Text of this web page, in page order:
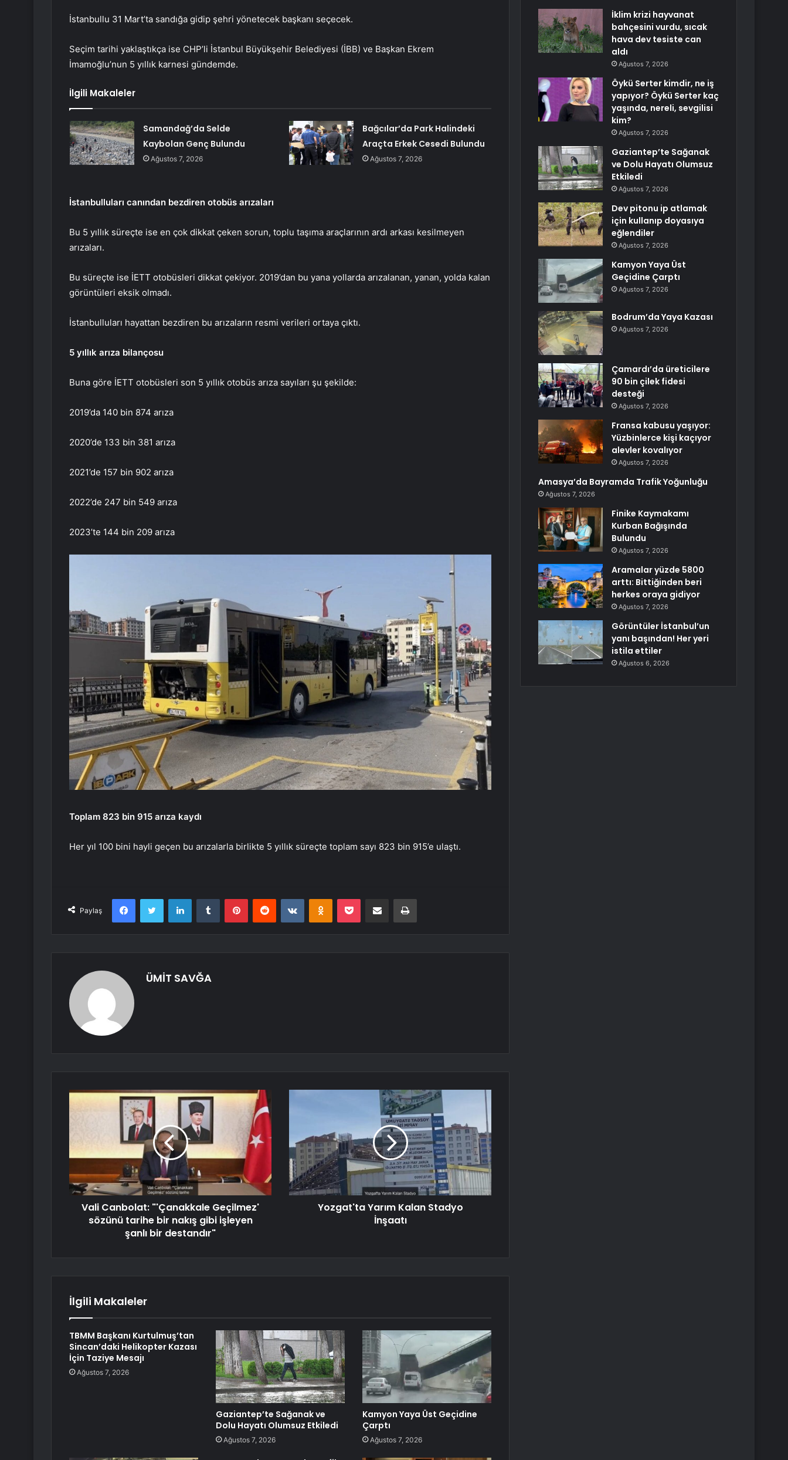
İstanbullu 31 Mart’ta sandığa gidip şehri yönetecek başkanı seçecek.
Seçim tarihi yaklaştıkça ise CHP’li İstanbul Büyükşehir Belediyesi (İBB) ve Başkan Ekrem
İmamoğlu’nun 5 yıllık karnesi gündemde.
İlgili Makaleler
Samandağ’da Selde
Kaybolan Genç Bulundu
Ağustos 7, 2026
Bağcılar’da Park Halindeki
Araçta Erkek Cesedi Bulundu
Ağustos 7, 2026
İstanbulluları canından bezdiren otobüs arızaları
Bu 5 yıllık süreçte ise en çok dikkat çeken sorun, toplu taşıma araçlarının ardı arkası kesilmeyen
arızaları.
Bu süreçte ise İETT otobüsleri dikkat çekiyor. 2019’dan bu yana yollarda arızalanan, yanan, yolda kalan
görüntüleri eksik olmadı.
İstanbulluları hayattan bezdiren bu arızaların resmi verileri ortaya çıktı.
5 yıllık arıza bilançosu
Buna göre İETT otobüsleri son 5 yıllık otobüs arıza sayıları şu şekilde:
2019’da 140 bin 874 arıza
2020’de 133 bin 381 arıza
2021’de 157 bin 902 arıza
2022’de 247 bin 549 arıza
2023’te 144 bin 209 arıza
Toplam 823 bin 915 arıza kaydı
Her yıl 100 bini hayli geçen bu arızalarla birlikte 5 yıllık süreçte toplam sayı 823 bin 915’e ulaştı.
Paylaş
FacebookTwitter LinkedInTumblr PinterestReddit VKontakteOdnoklassniki
Pocket E-Posta ile paylaş Yazdır
ÜMİT SAVĞA
Vali Canbolat: "'Çanakkale Geçilmez'
sözünü tarihe bir nakış gibi işleyen
şanlı bir destandır"
Yozgat'ta Yarım Kalan Stadyo
İnşaatı
İlgili Makaleler
TBMM Başkanı Kurtulmuş’tan
Sincan’daki Helikopter Kazası
İçin Taziye Mesajı
Ağustos 7, 2026
Gaziantep’te Sağanak ve
Dolu Hayatı Olumsuz Etkiledi
Ağustos 7, 2026
Kamyon Yaya Üst Geçidine
Çarptı
Ağustos 7, 2026
İklim krizi hayvanat
bahçesini vurdu, sıcak
hava dev tesiste can
aldı
Ağustos 7, 2026
Öykü Serter kimdir, ne iş
yapıyor? Öykü Serter kaç
yaşında, nereli, sevgilisi
kim?
Ağustos 7, 2026
Gaziantep’te Sağanak
ve Dolu Hayatı Olumsuz
Etkiledi
Ağustos 7, 2026
Dev pitonu ip atlamak
için kullanıp doyasıya
eğlendiler
Ağustos 7, 2026
Kamyon Yaya Üst
Geçidine Çarptı
Ağustos 7, 2026
Bodrum’da Yaya Kazası
Ağustos 7, 2026
Çamardı’da üreticilere
90 bin çilek fidesi
desteği
Ağustos 7, 2026
Fransa kabusu yaşıyor:
Yüzbinlerce kişi kaçıyor
alevler kovalıyor
Ağustos 7, 2026
Amasya’da Bayramda Trafik Yoğunluğu
Ağustos 7, 2026
Finike Kaymakamı
Kurban Bağışında
Bulundu
Ağustos 7, 2026
Aramalar yüzde 5800
arttı: Bittiğinden beri
herkes oraya gidiyor
Ağustos 7, 2026
Görüntüler İstanbul’un
yanı başından! Her yeri
istila ettiler
Ağustos 6, 2026